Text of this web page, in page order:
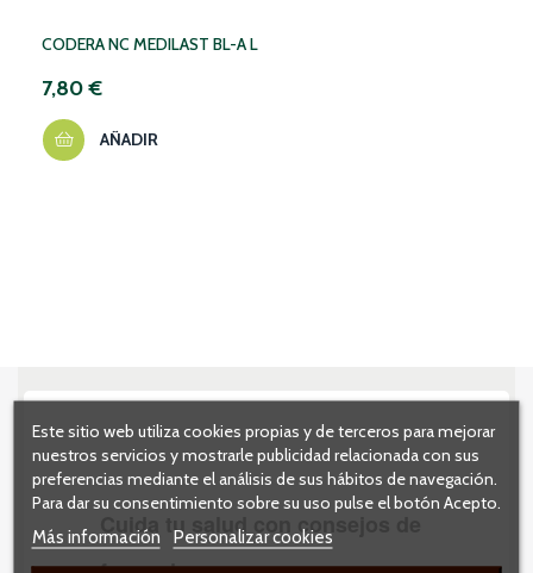
CODERA NC MEDILAST BL-A L
7,80 €
AÑADIR
Este sitio web utiliza cookies propias y de terceros para mejorar
nuestros servicios y mostrarle publicidad relacionada con sus
preferencias mediante el análisis de sus hábitos de navegación.
Para dar su consentimiento sobre su uso pulse el botón Acepto.
Más información
Personalizar cookies